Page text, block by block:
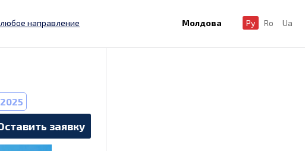
любое направление Молдова Ру Ro Ua
заявку